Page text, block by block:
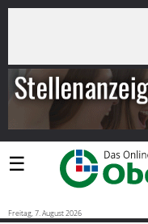
Suchen
Startseite
Blaulicht
Sport
Politik
☰
Freitag, 7. August 2026